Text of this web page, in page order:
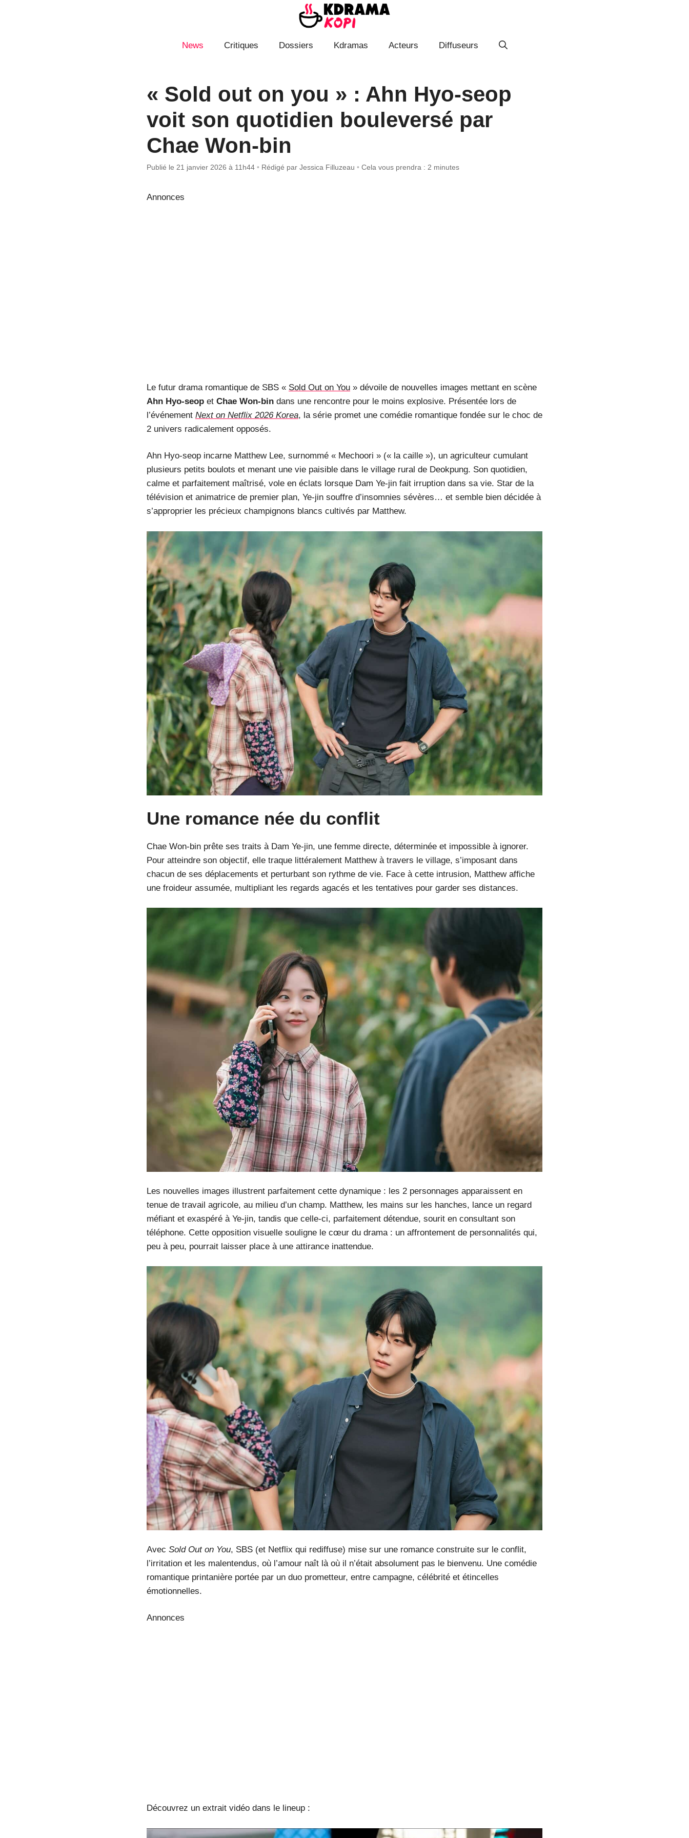
News
Critiques Dossiers Kdramas Acteurs Diffuseurs
« Sold out on you » : Ahn Hyo-seop
voit son quotidien bouleversé par
Chae Won-bin
Publié le 21 janvier 2026 à 11h44 • Rédigé par Jessica Filluzeau • Cela vous prendra : 2 minutes
Annonces
Le futur drama romantique de SBS « Sold Out on You » dévoile de nouvelles images mettant en scène
Ahn Hyo-seop et Chae Won-bin dans une rencontre pour le moins explosive. Présentée lors de
l’événement Next on Netflix 2026 Korea, la série promet une comédie romantique fondée sur le choc de
2 univers radicalement opposés.
Ahn Hyo-seop incarne Matthew Lee, surnommé « Mechoori » (« la caille »), un agriculteur cumulant
plusieurs petits boulots et menant une vie paisible dans le village rural de Deokpung. Son quotidien,
calme et parfaitement maîtrisé, vole en éclats lorsque Dam Ye-jin fait irruption dans sa vie. Star de la
télévision et animatrice de premier plan, Ye-jin souffre d’insomnies sévères… et semble bien décidée à
s’approprier les précieux champignons blancs cultivés par Matthew.
Une romance née du conflit
Chae Won-bin prête ses traits à Dam Ye-jin, une femme directe, déterminée et impossible à ignorer.
Pour atteindre son objectif, elle traque littéralement Matthew à travers le village, s’imposant dans
chacun de ses déplacements et perturbant son rythme de vie. Face à cette intrusion, Matthew affiche
une froideur assumée, multipliant les regards agacés et les tentatives pour garder ses distances.
Les nouvelles images illustrent parfaitement cette dynamique : les 2 personnages apparaissent en
tenue de travail agricole, au milieu d’un champ. Matthew, les mains sur les hanches, lance un regard
méfiant et exaspéré à Ye-jin, tandis que celle-ci, parfaitement détendue, sourit en consultant son
téléphone. Cette opposition visuelle souligne le cœur du drama : un affrontement de personnalités qui,
peu à peu, pourrait laisser place à une attirance inattendue.
Avec Sold Out on You, SBS (et Netflix qui rediffuse) mise sur une romance construite sur le conflit,
l’irritation et les malentendus, où l’amour naît là où il n’était absolument pas le bienvenu. Une comédie
romantique printanière portée par un duo prometteur, entre campagne, célébrité et étincelles
émotionnelles.
Annonces
Découvrez un extrait vidéo dans le lineup :